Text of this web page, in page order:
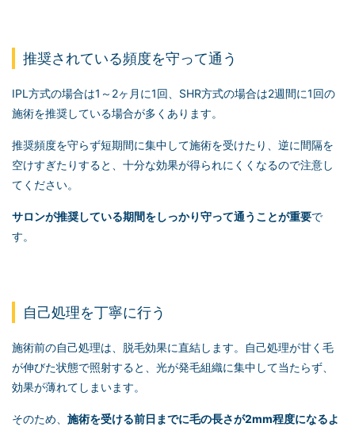
推奨されている頻度を守って通う
IPL方式の場合は1～2ヶ月に1回、SHR方式の場合は2週間に1回の
施術を推奨している場合が多くあります。
推奨頻度を守らず短期間に集中して施術を受けたり、逆に間隔を
空けすぎたりすると、十分な効果が得られにくくなるので注意し
てください。
サロンが推奨している期間をしっかり守って通うことが重要で
す。
自己処理を丁寧に行う
施術前の自己処理は、脱毛効果に直結します。自己処理が甘く毛
が伸びた状態で照射すると、光が発毛組織に集中して当たらず、
効果が薄れてしまいます。
そのため、 施術を受ける前日までに毛の長さが2mm程度になるよ